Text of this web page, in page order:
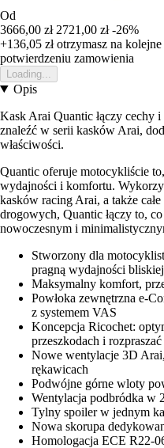
Od
3666,00 zł 2721,00 zł -26%
+136,05 złotrzymasz na
potwierdzeniu zamowienia
Loading...
Opis
Kask Arai Quantic łączy cechy
znaleźć w serii kasków Arai,
właściwości.
Quantic oferuje motocykliście
wydajności i komfortu.
kasków racing Arai, a także
drogowych, Quantic łączy to,
nowoczesnym i
Stworzony dla
pragną wydajności
Maksymalny komfort,
Powłoka zewnętrzna e-
z systemem VAS
Koncepcja Ricochet:
przeszkodach i rozpraszać
Nowe wentylacje 3D
rękawicach
Podwójne górne wloty
Wentylacja podbródka w
Tylny spoiler w jednym
Nowa skorupa
Homologacja ECE R22-